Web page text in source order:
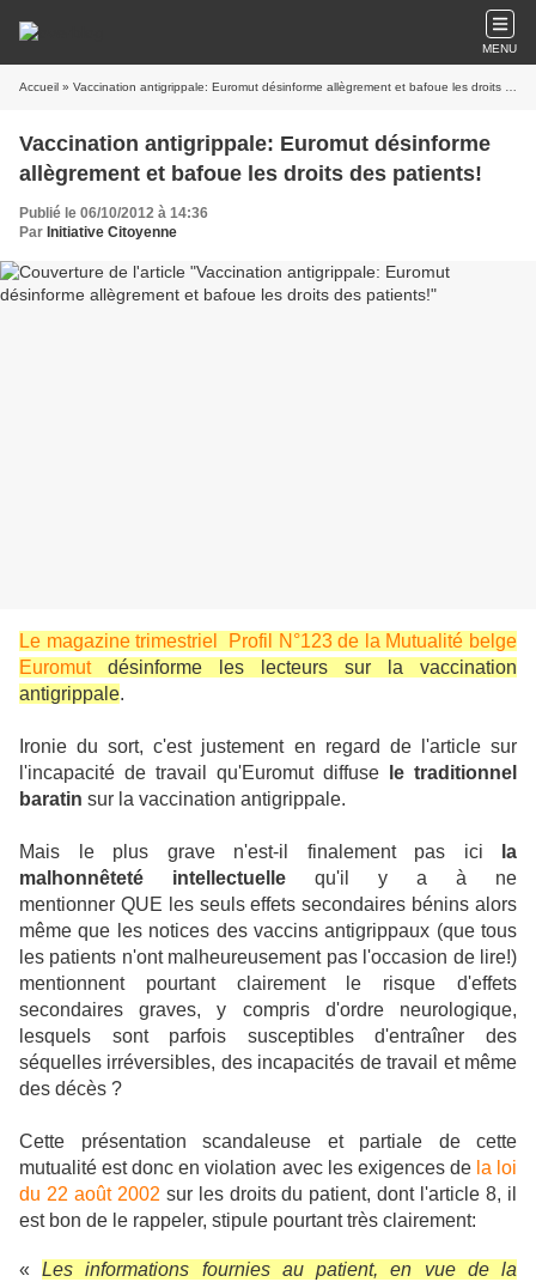
MENU
Accueil » Vaccination antigrippale: Euromut désinforme allègrement et bafoue les droits des patients!
Vaccination antigrippale: Euromut désinforme
allègrement et bafoue les droits des patients!
Publié le 06/10/2012 à 14:36
Par Initiative Citoyenne
Le magazine trimestriel Profil N°123 de la Mutualité belge
Euromutdésinforme les lecteurs sur la vaccination
antigrippale.
Ironie du sort, c'est justement en regard de l'article sur
l'incapacité de travail qu'Euromut diffuse
le traditionnel
baratin sur la vaccination antigrippale.
Mais le plus grave n'est-il finalement pas ici
la
malhonnêteté intellectuelle qu'il y a à ne
mentionner QUE les seuls effets secondaires bénins alors
même que les notices des vaccins antigrippaux (que tous
les patients n'ont malheureusement pas l'occasion de lire!)
mentionnent pourtant clairement le risque d'effets
secondaires graves, y compris d'ordre neurologique,
lesquels sont parfois susceptibles d'entraîner des
séquelles irréversibles, des incapacités de travail et même
des décès ?
Cette présentation scandaleuse et partiale de cette
mutualité est donc en violation avec les exigences de la loi
du 22 août 2002 sur les droits du patient, dont l'article 8, il
est bon de le rappeler, stipule pourtant très clairement:
«Les informations fournies au patient, en vue de la